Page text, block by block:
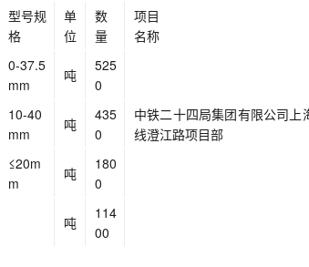
型号规
格
单
位
数
量
项目
名称
0-37.5
mm
吨
525
0
中铁二十四局集团有限公司上
线澄江路项目部
10-40
mm
吨
435
0
≤20m
m
吨
180
0
吨
114
00